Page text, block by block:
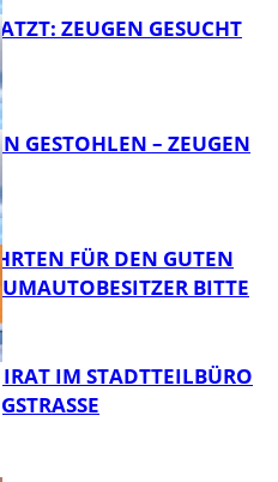
ZEUGEN GESUCHT
GESTOHLEN – ZEUGEN
FÜR DEN GUTEN
BITTE
IM STADTTEILBÜRO